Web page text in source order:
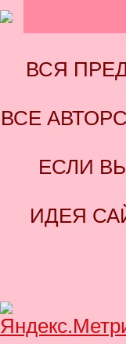
ВСЯ
ВСЕ
ЕСЛИ
ИДЕЯ